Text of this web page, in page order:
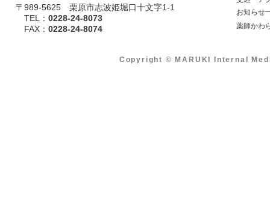
〒989-5625 栗原市志波姫堀口十文字1-1
TEL： 0228-24-8073
​ FAX： 0228-24-8074
お知らせ
薬師かわ
Copyright © MARUKI Internal